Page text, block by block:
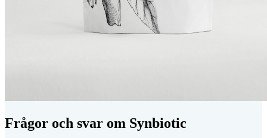
Frågor och svar om Synbiotic